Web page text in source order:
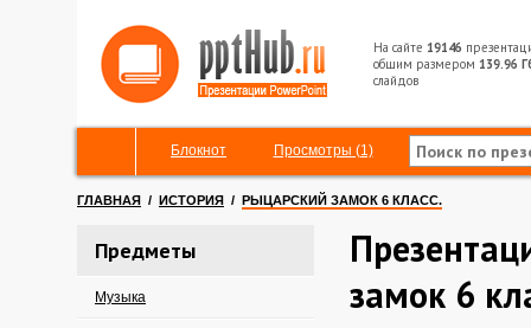
На сайте 19146
общим размером 139.96
слайдов
Блокнот Просмотры (1)
ГЛАВНАЯ / ИСТОРИЯ / РЫЦАРСКИЙ ЗАМОК 6 КЛАСС.
Предметы
Музыка
замок 6